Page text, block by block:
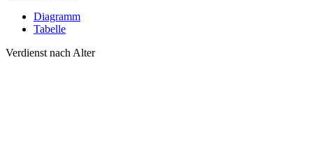
Diagramm
Tabelle
Verdienst nach Alter